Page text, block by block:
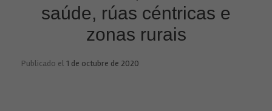
saúde, rúas céntricas e
zonas rurais
Publicado el 1 de octubre de 2020